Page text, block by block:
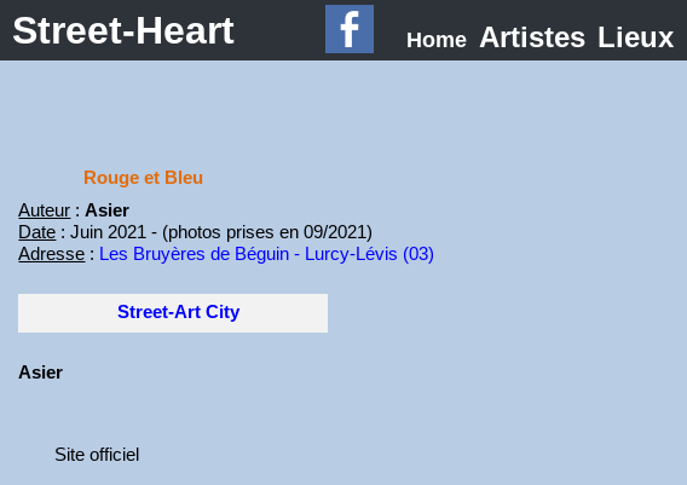
Street-Heart Home Artistes Lieux
Rouge et Bleu
Auteur :Asier
Date : Juin 2021 - (photos prises en 09/2021)
Adresse : Les Bruyères de Béguin - Lurcy-Lévis (03)
Street-Art City
Asier
Site officiel